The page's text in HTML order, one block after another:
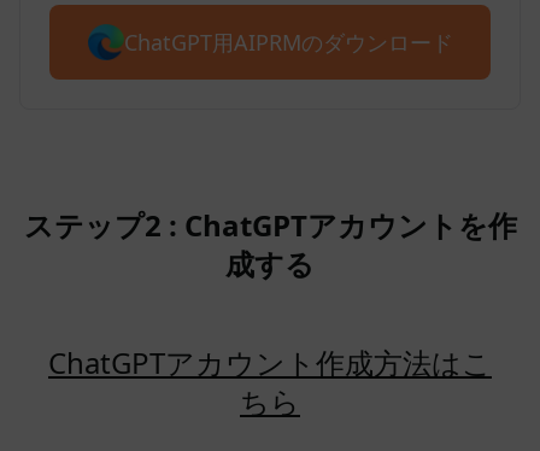
ChatGPT用AIPRMのダウンロード
ステップ2 : ChatGPTアカウントを作
成する
ChatGPTアカウント作成方法はこ
ちら